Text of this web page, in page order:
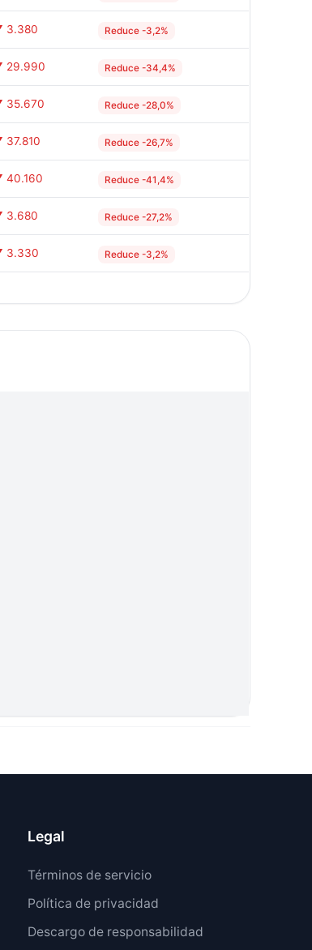
3.380 Reduce -3,2%
29.990 Reduce -34,4%
35.670 Reduce -28,0%
37.810 Reduce -26,7%
40.160 Reduce -41,4%
3.680 Reduce -27,2%
3.330 Reduce -3,2%
Legal
Términos de servicio
Política de privacidad
Descargo de responsabilidad